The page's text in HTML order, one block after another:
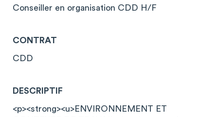
Conseiller en organisation CDD H/F
CONTRAT
CDD
DESCRIPTIF
<p><strong><u>ENVIRONNEMENT ET